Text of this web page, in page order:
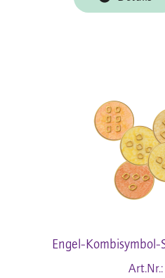
Engel-Kombisymbol-